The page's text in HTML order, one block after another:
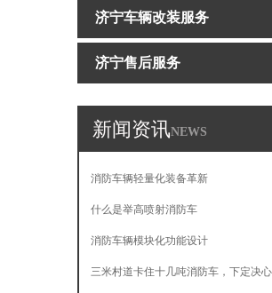
济宁车辆改装服务
济宁售后服务
新闻资讯NEWS
消防车辆轻量化装备革新
什么是举高喷射消防车
消防车辆模块化功能设计
三米村道卡住十几吨消防车，下定决